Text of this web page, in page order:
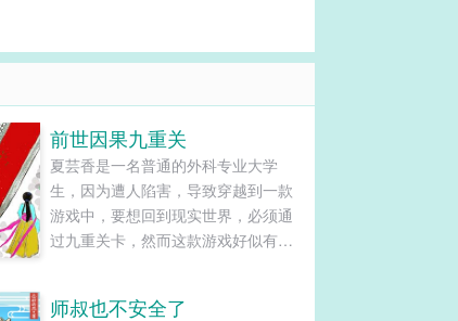
前世因果九重关
夏芸香是一名普通的外科专业大学
生，因为遭人陷害，导致穿越到一款
游戏中，要想回到现实世界，必须通
过九重关卡，然而这款游戏好似有点
友，他们一起在游戏世界里完成各种
师叔也不安全了